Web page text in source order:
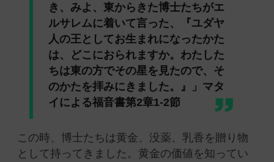
き、みよ、東からきた博士たちがエ
ルサレムに着いて言った、『ユダヤ
人の王としてお生まれになったかた
は、どこにおられますか。わたした
ちは東の方でその星を見たので、そ
のかたを拝みにきました。』」マタ
イによる福音書第2章1-2節
この時、博士たちは黄金、没薬、乳香を贈り物
として持ってきました。黄金の価値を知ってい